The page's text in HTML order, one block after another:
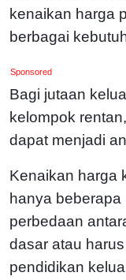
kenaikan harga
berbagai
Sponsored
Bagi jutaan
kelompok
dapat menjadi
Kenaikan harga
hanya beberapa
perbedaan
dasar atau
pendidikan